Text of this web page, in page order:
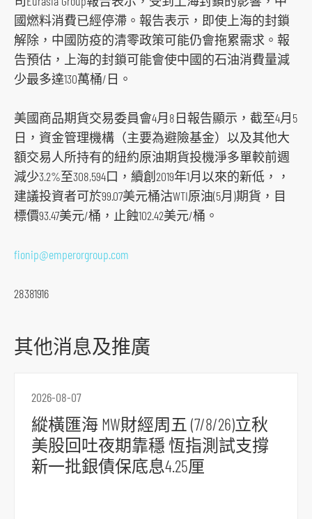
國燃料消費已經停滯。報告表示，即使上海的封鎖
解除，中國防疫的清零政策可能仍會拖累需求。報
告預估，上海的封鎖可能會使中國的石油消費量減
少最多達130萬桶/日。
美國商品期貨交易委員會4月8日報告顯示，截至4月5
日，資金管理機構（主要為避險基金）以及其他大
額交易人所持有的紐約原油期貨投機淨多單較前週
減少3.2%至308,594口，續創2019年1月以來的新低，，
建議投資者可於99.07美元桶沽WTI原油(5月)期貨，目
標價93.47美元/桶，止蝕102.42美元/桶。
fionip@emperorgroup.com
28381916
其他消息及推廣
2026-08-07
縱橫匯海 MW財經周五 (7/8/26)立秋
美股回吐夜期靠穩 恆指測試支撐
新一批銀債保底息4.25厘